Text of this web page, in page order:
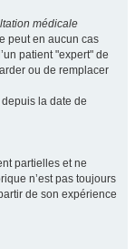
médicale
peut en aucun cas
patient "expert" de
ou de remplacer
la date de
partielles et ne
n’est pas toujours
de son expérience